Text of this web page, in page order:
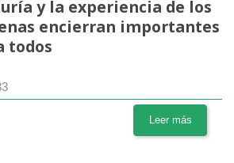
y la experiencia de los
encierran importantes
todos
Leer más